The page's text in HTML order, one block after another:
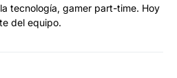
tecnología, gamer part-time. Hoy
del equipo.